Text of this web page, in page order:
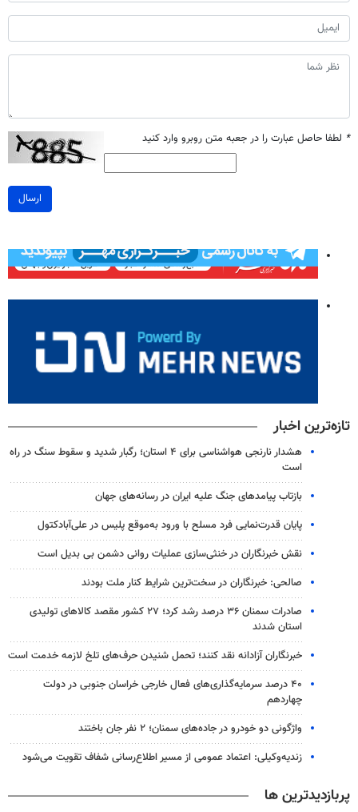
* لطفا حاصل عبارت را در جعبه متن روبرو وارد کنید
ارسال
تازه‌ترین اخبار
هشدار نارنجی هواشناسی برای ۴ استان؛ رگبار شدید و سقوط سنگ در راه
است
بازتاب پیامدهای جنگ علیه ایران در رسانه‌های جهان
پایان قدرت‌نمایی فرد مسلح با ورود به‌موقع پلیس در علی‌آبادکتول
نقش خبرنگاران در خنثی‌سازی عملیات روانی دشمن بی بدیل است
صالحی: خبرنگاران در سخت‌ترین شرایط کنار ملت بودند
صادرات سمنان ۳۶ درصد رشد کرد؛ ۲۷ کشور مقصد کالاهای تولیدی
استان شدند
خبرنگاران آزادانه نقد کنند؛ تحمل شنیدن حرف‌های تلخ لازمه خدمت است
۴۰ درصد سرمایه‌گذاری‌های فعال خارجی خراسان جنوبی در دولت
چهاردهم
واژگونی دو خودرو در جاده‌های سمنان؛ ۲ نفر جان باختند
زندیه‌وکیلی: اعتماد عمومی از مسیر اطلاع‌رسانی شفاف تقویت می‌شود
پربازدیدترین ها